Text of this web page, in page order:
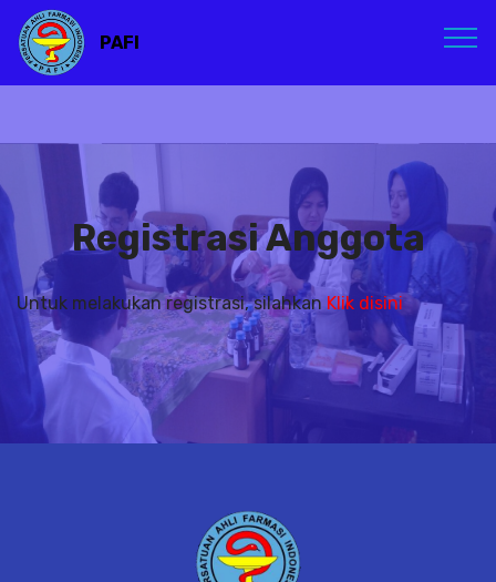
PAFI
Registrasi Anggota
Untuk melakukan registrasi, silahkan Klik disini